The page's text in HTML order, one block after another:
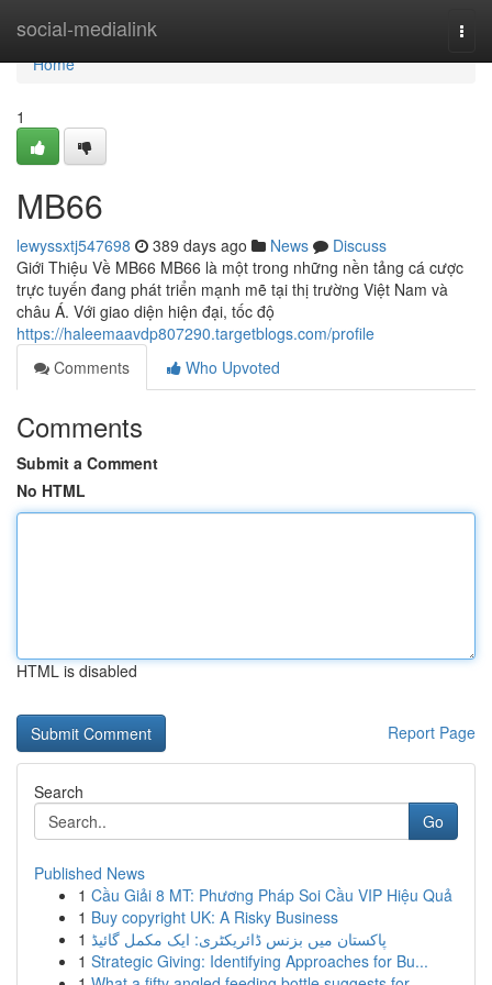
social-medialink
Home
Home
1
MB66
lewyssxtj547698 389 days ago News
Discuss
Giới Thiệu Về MB66 MB66 là một trong những nền tảng cá cược
trực tuyến đang phát triển mạnh mẽ tại thị trường Việt Nam và
châu Á. Với giao diện hiện đại, tốc độ
https://haleemaavdp807290.targetblogs.com/profile
Comments
Who Upvoted
Comments
Submit a Comment
No HTML
HTML is disabled
Report Page
Search
Go
Published News
1 Cầu Giải 8 MT: Phương Pháp Soi Cầu VIP Hiệu Quả
1 Buy copyright UK: A Risky Business
1 پاکستان میں بزنس ڈائریکٹری: ایک مکمل گائیڈ
1 Strategic Giving: Identifying Approaches for Bu...